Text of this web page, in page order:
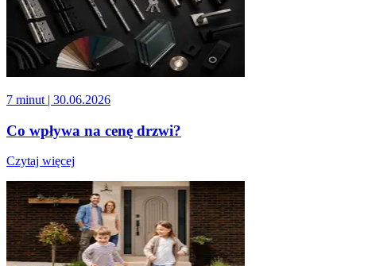
7 minut | 30.06.2026
Co wpływa na cenę drzwi?
Czytaj więcej